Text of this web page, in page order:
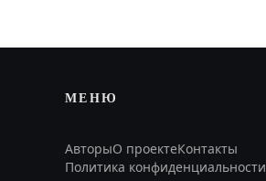
МЕНЮ
АвторыО проектеКонтакты
Политика конфиденциальности